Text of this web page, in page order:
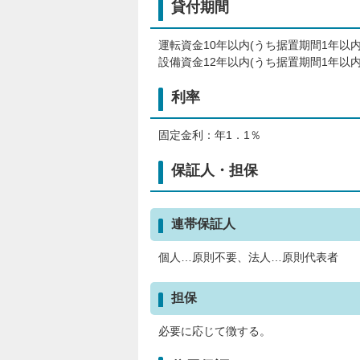
貸付期間
運転資金10年以内(うち据置期間1年以
設備資金12年以内(うち据置期間1年以
利率
固定金利：年1．1％
保証人・担保
連帯保証人
個人…原則不要、法人…原則代表者
担保
必要に応じて徴する。